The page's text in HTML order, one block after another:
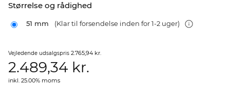
Størrelse og rådighed
51 mm (Klar til forsendelse inden for 1-2 uger)
Vejledende udsalgspris 2.765,94 kr.
2.489,34 kr.
inkl. 25.00% moms